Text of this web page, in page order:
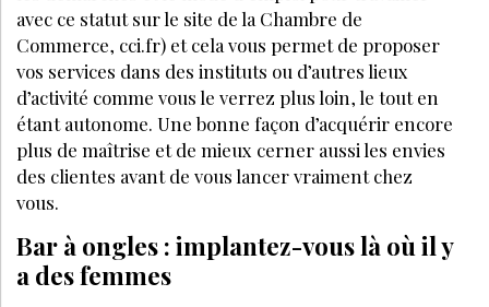
avec ce statut sur le site de la Chambre de
Commerce, cci.fr) et cela vous permet de proposer
vos services dans des instituts ou d’autres lieux
d’activité comme vous le verrez plus loin, le tout en
étant autonome. Une bonne façon d’acquérir encore
plus de maîtrise et de mieux cerner aussi les envies
des clientes avant de vous lancer vraiment chez
vous.
Bar à ongles : implantez-vous là où il y
a des femmes